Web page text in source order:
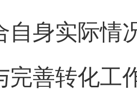
自身实际情
完善转化工